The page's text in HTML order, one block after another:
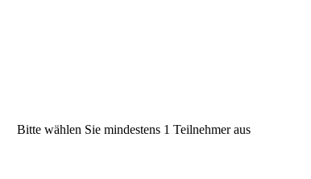
Bitte wählen Sie mindestens 1 Teilnehmer aus